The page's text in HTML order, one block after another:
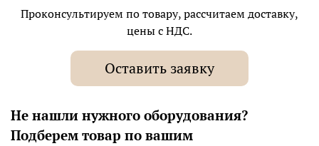
Проконсультируем по товару, рассчитаем доставку,
цены с НДС.
Оставить заявку
Не нашли нужного оборудования?
Подберем товар по вашим